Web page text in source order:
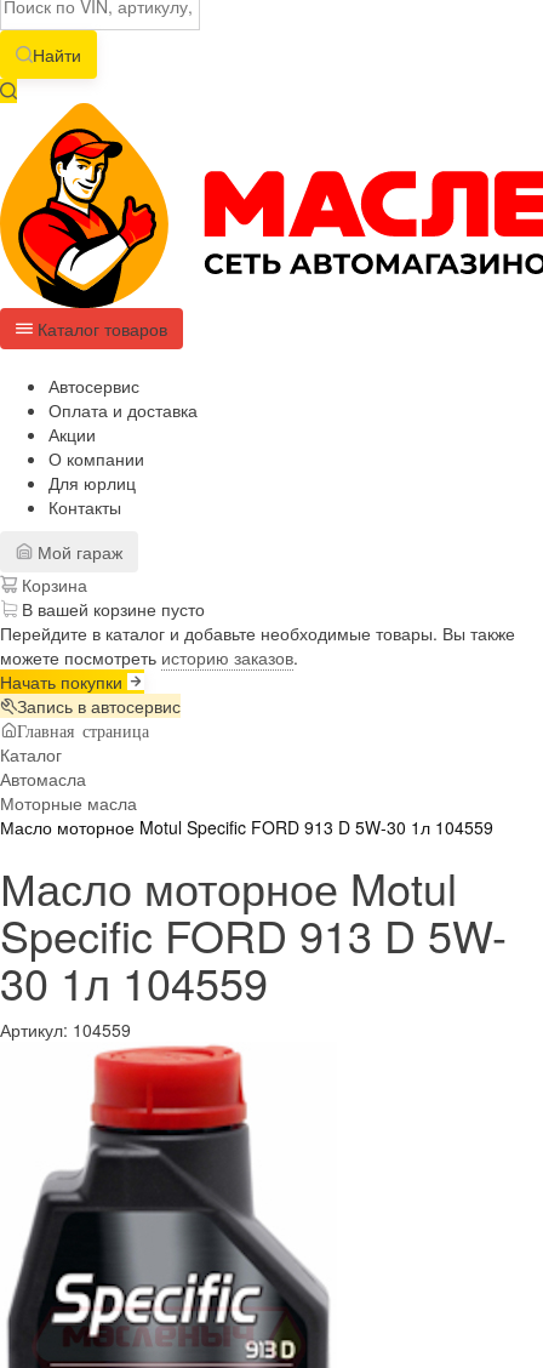
Найти
Каталог товаров
Автосервис
Оплата и доставка
Акции
О компании
Для юрлиц
Контакты
Мой гараж
Корзина
В вашей корзине пусто
Перейдите в каталог и добавьте необходимые товары. Вы также
можете посмотреть историю заказов.
Начать покупки
Запись в автосервис
Главная страница
Каталог
Автомасла
Моторные масла
Масло моторное Motul Specific FORD 913 D 5W-30 1л 104559
Масло моторное Motul
Specific FORD 913 D 5W-
30 1л 104559
Артикул: 104559